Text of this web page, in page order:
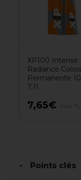
XP100 Intense
Radiance
Permanente
7.11
7,65€
Points clés